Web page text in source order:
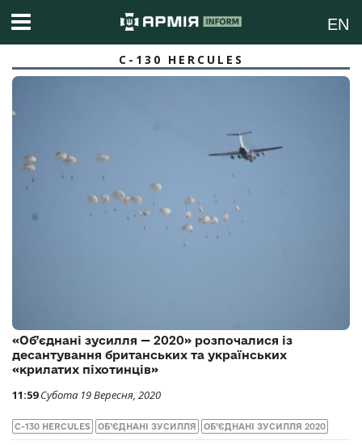
EN
C-130 HERCULES
«Об’єднані зусилля — 2020» розпочалися із
десантування британських та українських
«крилатих піхотинців»
11:59 Субота 19 Вересня, 2020
C-130 HERCULES ОБ’ЄДНАНІ ЗУСИЛЛЯ ОБ’ЄДНАНІ ЗУСИЛЛЯ 2020